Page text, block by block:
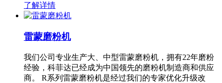
了解详情
雷蒙磨粉机
我们公司专业生产大、中型雷蒙磨粉机，拥有22年磨粉
经验，科菲达已经成为中国领先的磨粉机制造商和供应
商。 R系列雷蒙磨粉机是经过我们的专家优化升级改